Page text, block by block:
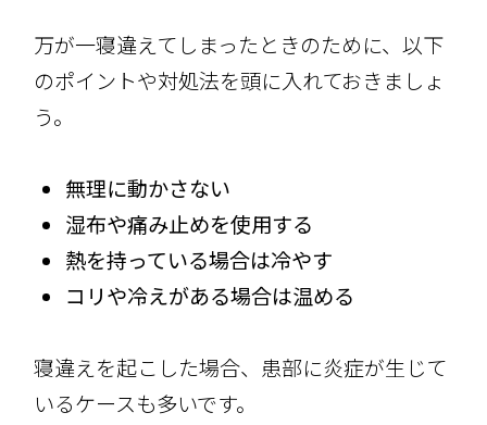
万が一寝違えてしまったときのために、以下
のポイントや対処法を頭に入れておきましょ
う。
無理に動かさない
湿布や痛み止めを使用する
熱を持っている場合は冷やす
コリや冷えがある場合は温める
寝違えを起こした場合、患部に炎症が生じて
いるケースも多いです。